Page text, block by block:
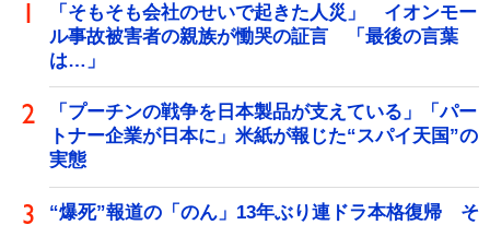
「そもそも会社のせいで起きた人災」 イオンモー
ル事故被害者の親族が慟哭の証言 「最後の言葉
は…」
「プーチンの戦争を日本製品が支えている」「パー
トナー企業が日本に」米紙が報じた“スパイ天国”の
実態
“爆死”報道の「のん」13年ぶり連ドラ本格復帰 そ